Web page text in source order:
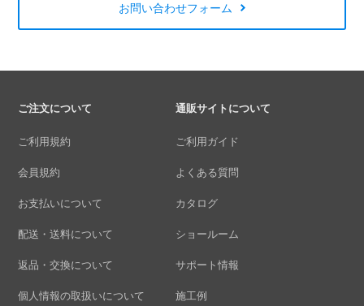
お問い合わせフォーム
ご注文について
ご利用規約
会員規約
お支払いについて
配送・送料について
返品・交換について
個人情報の取扱いについて
通販サイトについて
ご利用ガイド
よくある質問
カタログ
ショールーム
サポート情報
施工例